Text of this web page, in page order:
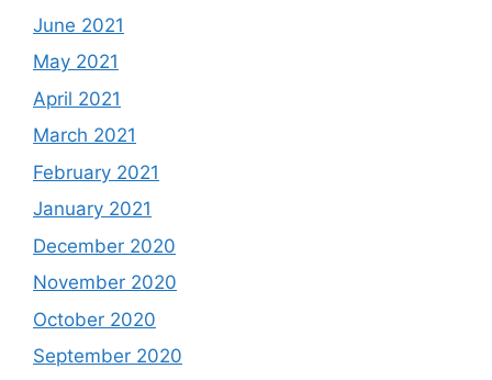
June 2021
May 2021
April 2021
March 2021
February 2021
January 2021
December 2020
November 2020
October 2020
September 2020